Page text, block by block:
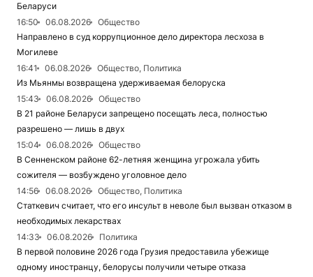
Беларуси
16:50
06.08.2026
Общество
Направлено в суд коррупционное дело директора лесхоза в
Могилеве
16:41
06.08.2026
Общество, Политика
Из Мьянмы возвращена удерживаемая белоруска
15:43
06.08.2026
Общество
В 21 районе Беларуси запрещено посещать леса, полностью
разрешено — лишь в двух
15:04
06.08.2026
Общество
В Сенненском районе 62-летняя женщина угрожала убить
сожителя — возбуждено уголовное дело
14:56
06.08.2026
Общество, Политика
Статкевич считает, что его инсульт в неволе был вызван отказом в
необходимых лекарствах
14:33
06.08.2026
Политика
В первой половине 2026 года Грузия предоставила убежище
одному иностранцу, белорусы получили четыре отказа